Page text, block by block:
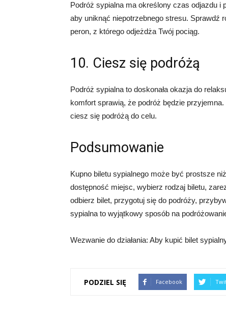
Podróż sypialna ma określony czas odjazdu
aby uniknąć niepotrzebnego stresu. Sprawdź
peron, z którego odjeżdża Twój pociąg.
10. Ciesz się podróżą
Podróż sypialna to doskonała okazja do
komfort sprawią, że podróż będzie
ciesz się podróżą do celu.
Podsumowanie
Kupno biletu sypialnego może być prostsze
dostępność miejsc, wybierz rodzaj biletu,
odbierz bilet, przygotuj się do podróży,
sypialna to wyjątkowy sposób na
Wezwanie do działania: Aby kupić bilet
PODZIEL SIĘ Facebook